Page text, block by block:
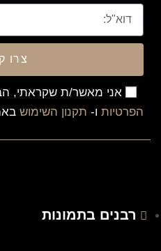
אני מאשר/ת שקראתי,
הפרטיות ו- תקנון השימוש
צרו
רבנים בתמונות